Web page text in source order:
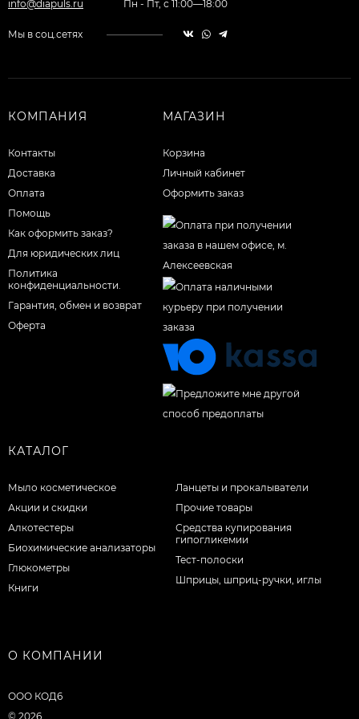
info@diapuls.ru Пн - Пт, с 11:00—18:00
Мы в соц.сетях
КОМПАНИЯ
Контакты
Доставка
Оплата
Помощь
Как оформить заказ?
Для юридических лиц
Политика
конфиденциальности.
Гарантия, обмен и возврат
Оферта
МАГАЗИН
Корзина
Личный кабинет
Оформить заказ
КАТАЛОГ
Мыло косметическое
Акции и скидки
Алкотестеры
Биохимические анализаторы
Глюкометры
Книги
Ланцеты и прокалыватели
Прочие товары
Средства купирования
гипогликемии
Тест-полоски
Шприцы, шприц-ручки, иглы
О КОМПАНИИ
ООО КОД6
© 2026